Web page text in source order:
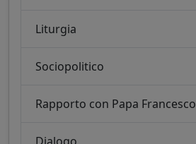
Liturgia
Sociopolitico
Rapporto con Papa Francesco